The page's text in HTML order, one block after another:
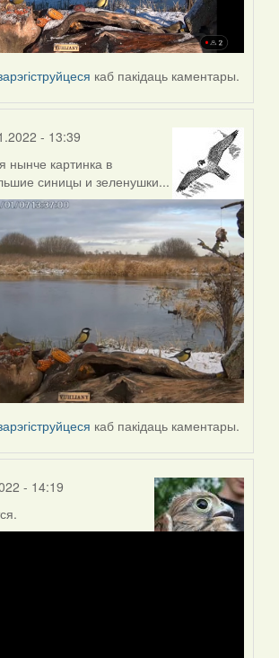
каб пакідаць каментары.
- 13:39
нынче картинка в
синицы и зеленушки...
каб пакідаць каментары.
- 14:19